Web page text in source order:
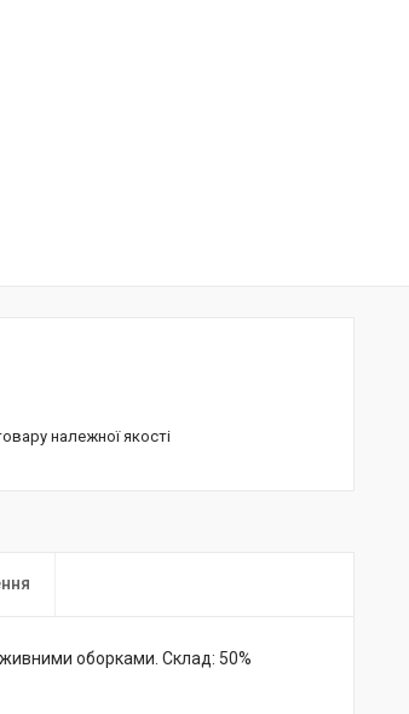
належної якості
оборками. Склад: 50%